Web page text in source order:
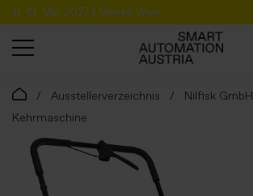
11.-13. Mai 2027 | Messe Wels
Ausstellerverzeichnis Nilfisk GmbH
Kehrmaschine